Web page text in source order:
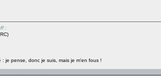
:
: je pense, donc je suis, mais je m'en fous !